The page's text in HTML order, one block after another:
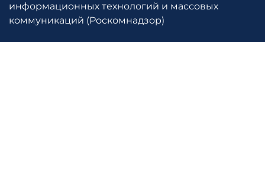
информационных технологий и массовых
коммуникаций (Роскомнадзор)